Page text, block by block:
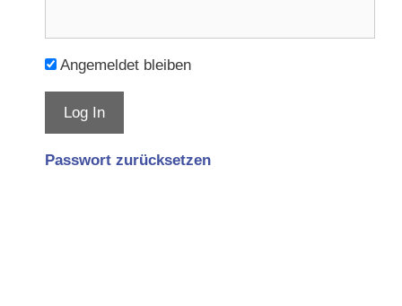
Angemeldet bleiben
Passwort zurücksetzen